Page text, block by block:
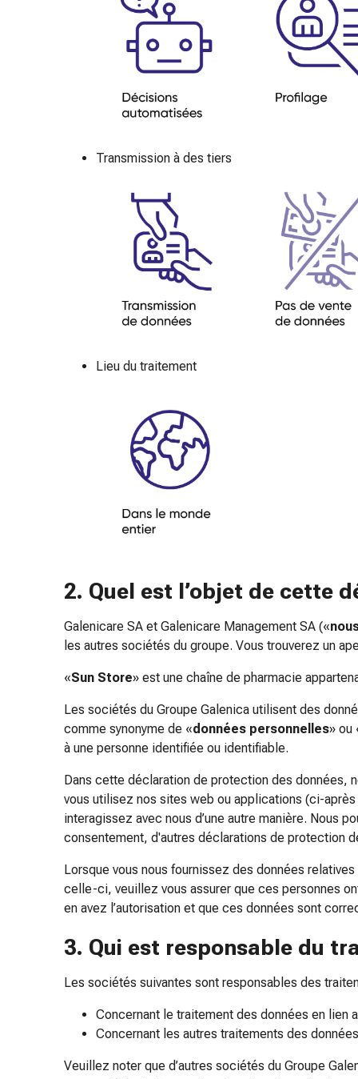
pansement
coups
Sets
rechange
Pansements
Pommades
désinfection
plaies
Pansement
Sutures
tissulaire
Pommade
Tampons
oreilles
des
oreilles
Douleurs
Gouttes
pour
les
Inflammation
oculaire
Pansements
ophtalmiques
Hygiène
oculaire
Cœur,
et
vaisseaux
sanguins
Bas
de
compression
Transmission à des tiers
Lieu du traitement
2. Quel est l’objet de cette
Galenicare SA et Galenicare Management SA («
les autres sociétés du groupe. Vous trouverez un
«Sun Store» est une chaîne de pharmacie
Les sociétés du Groupe Galenica utilisent des
comme synonyme de «données personnelles» ou
à une personne identifiée ou identifiable.
Dans cette déclaration de protection des données,
vous utilisez nos sites web ou applications (ci-
interagissez avec nous d’une autre manière. Nous
consentement, d'autres déclarations de protection
Lorsque vous nous fournissez des données
celle-ci, veuillez vous assurer que ces personnes
en avez l’autorisation et que ces données sont
3. Qui est responsable du
Les sociétés suivantes sont responsables des
Concernant le traitement des données en lien
Concernant les autres traitements des
Veuillez noter que d’autres sociétés du Groupe